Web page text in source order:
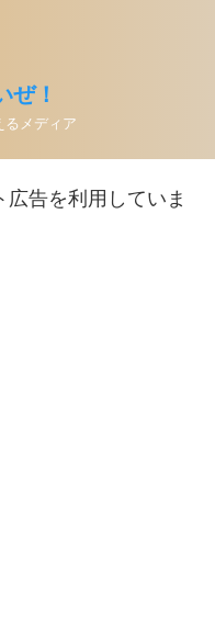
ぜ！
るメディア
告を利用していま